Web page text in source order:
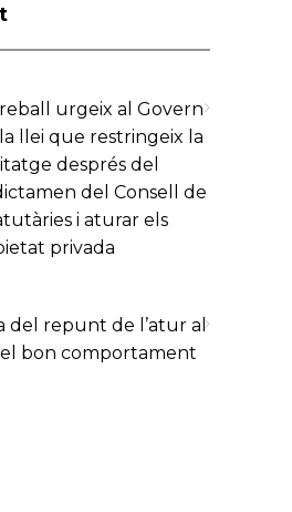
urgeix al Govern
llei que restringeix la
després del
del Consell de
i aturar els
privada
del repunt de l’atur al
bon comportament